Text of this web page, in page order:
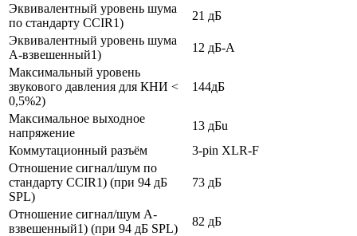
Эквивалентный уровень шума
по стандарту CCIR1)
21 дБ
Эквивалентный уровень шума
А-взвешенный1)
12 дБ-A
Максимальный уровень
звукового давления для КНИ <
0,5%2)
144дБ
Максимальное выходное
напряжение
13 дБu
Коммутационный разъём
3-pin XLR-F
Отношение сигнал/шум по
стандарту CCIR1) (при 94 дБ
SPL)
73 дБ
Отношение сигнал/шум А-
взвешенный1) (при 94 дБ SPL)
82 дБ